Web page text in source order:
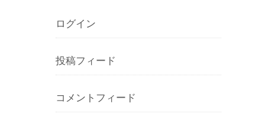
ログイン
投稿フィード
コメントフィード